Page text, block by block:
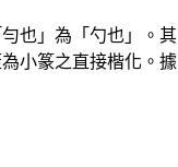
也」為「勺也」。其
為小篆之直接楷化。據